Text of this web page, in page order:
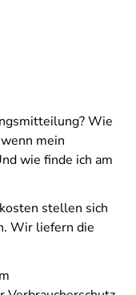
Wie
mein
wie finde ich am
stellen sich
Wir liefern die